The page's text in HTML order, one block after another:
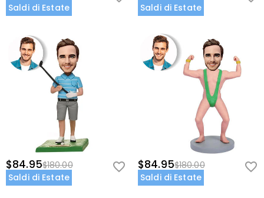
Saldi di Estate
Saldi di Estate
$84.95$180.00
Saldi di Estate
$84.95$180.00
Saldi di Estate